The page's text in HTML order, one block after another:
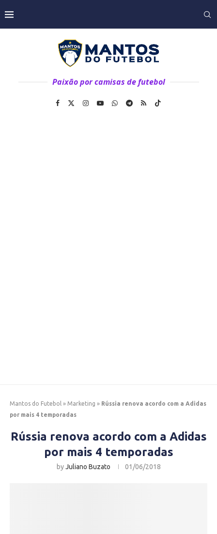
Paixão por camisas de futebol
Mantos do Futebol » Marketing » Rússia renova acordo com a Adidas
por mais 4 temporadas
Rússia renova acordo com a Adidas
por mais 4 temporadas
byJuliano Buzato 01/06/2018